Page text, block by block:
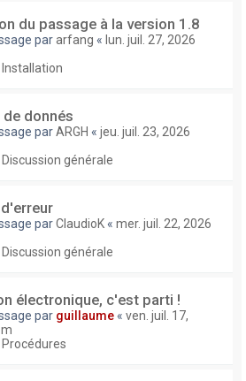
du passage à la version 1.8
pararfang « lun. juil. 27, 2026
Installation
donnés
parARGH « jeu. juil. 23, 2026
Discussion générale
parClaudioK « mer. juil. 22, 2026
Discussion générale
électronique, c'est parti !
par guillaume « ven. juil. 17,
Procédures